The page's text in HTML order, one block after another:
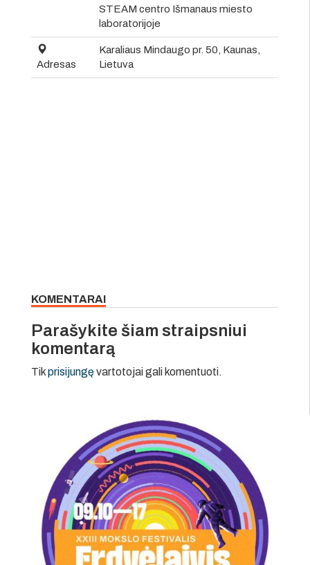
STEAM centro Išmanaus miesto
laboratorijoje
Adresas
Karaliaus Mindaugo pr. 50, Kaunas,
Lietuva
KOMENTARAI
Parašykite šiam straipsniui
komentarą
Tikprisijungęvartotojai gali komentuoti.